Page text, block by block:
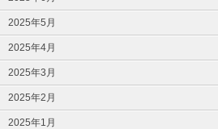
2025年5月
2025年4月
2025年3月
2025年2月
2025年1月